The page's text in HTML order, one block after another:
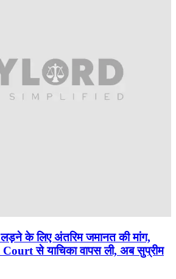
लड़ने के लिए अंतरिम जमानत की मांग,
से याचिका वापस ली, अब सुप्रीम